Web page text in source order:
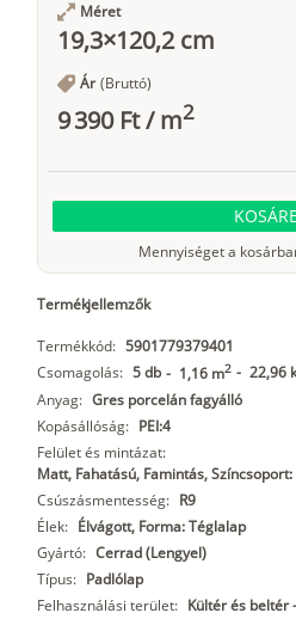
Méret
19,3×120,2 cm
Ár (Bruttó)
9 390 Ft/m2
Mennyiséget a
Termékjellemzők
Termékkód: 5901779379401
Csomagolás: 5 db - 1,16 m2 - 22,96
Anyag: Gres porcelán fagyálló
Kopásállóság: PEI:4
Felület és mintázat:
Matt, Fahatású, Famintás,
Csúszásmentesség: R9
Élek: Élvágott, Forma: Téglalap
Gyártó: Cerrad (Lengyel)
Típus: Padlólap
Felhasználási terület: Kültér és beltér